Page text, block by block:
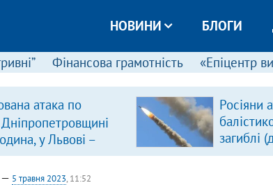
НОВИНИ БЛОГИ
Фінансова грамотність «Епіцентр
атака по
Дніпропетровщині
у Львові –
Росіяни
загиблі
— 5 травня 2023, 11:52